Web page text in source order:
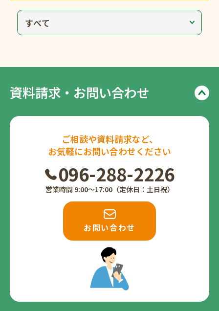
資料請求・ お問い合わせ
ご相談や資料請求など、
お気軽にお問い合わせください
096-288-2226
営業時間 9:00〜17:00（定休日：土日祝）
お問い合わせ